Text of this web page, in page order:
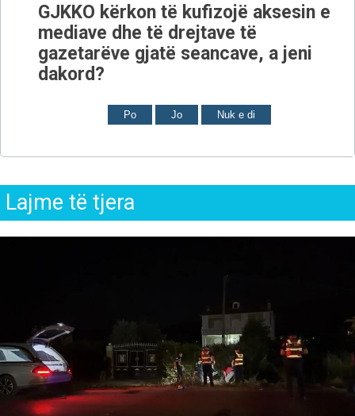
GJKKO kërkon të kufizojë aksesin e
mediave dhe të drejtave të
gazetarëve gjatë seancave, a jeni
dakord?
Po Jo Nuk e di
Lajme të tjera